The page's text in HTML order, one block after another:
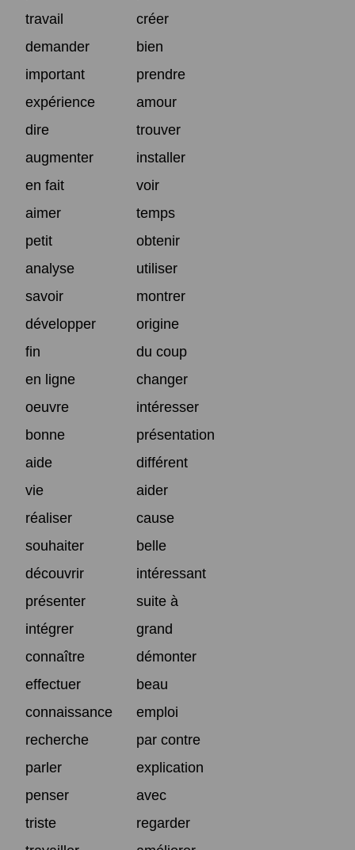
travail
créer
demander
bien
important
prendre
expérience
amour
dire
trouver
augmenter
installer
en fait
voir
aimer
temps
petit
obtenir
analyse
utiliser
savoir
montrer
développer
origine
fin
du coup
en ligne
changer
oeuvre
intéresser
bonne
présentation
aide
différent
vie
aider
réaliser
cause
souhaiter
belle
découvrir
intéressant
présenter
suite à
intégrer
grand
connaître
démonter
effectuer
beau
connaissance
emploi
recherche
par contre
parler
explication
penser
avec
triste
regarder